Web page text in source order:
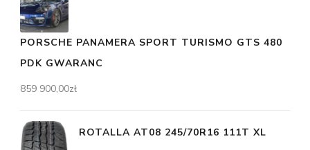
PORSCHE PANAMERA SPORT TURISMO GTS 480
PDK GWARANC
859 900,00zł
ROTALLA AT08 245/70R16 111T XL